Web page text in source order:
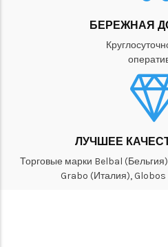
БЕРЕЖНАЯ
ЛУЧШЕЕ
Торговые марки Belbal
Grabo (Италия),